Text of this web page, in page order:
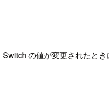
の値が変更されたと